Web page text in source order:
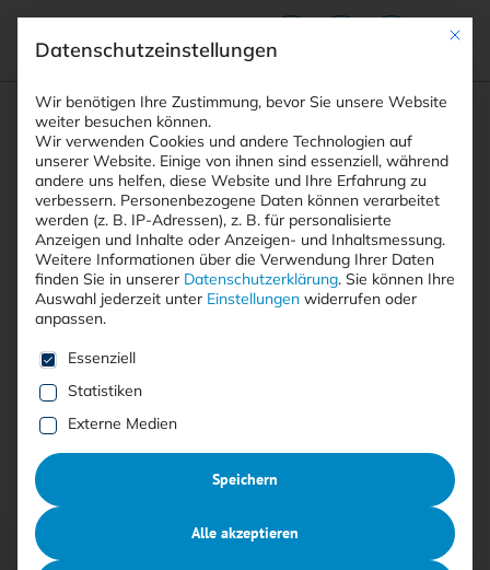
Suchfeld
Suchen
Breadcrumb-Navigation
STARTSEITE KI SCHWACHSTELLENFORSCHUNG
Alle Beiträge mit dem
Schlagwort “KI
Schwachstellenforschung”
<kes>+
Mit
Datenschutzeinstellungen
Wir benötigen Ihre Zustimmung, bevor Sie unsere Website
weiter besuchen können.
Wir verwenden Cookies und andere Technologien auf
unserer Website. Einige von ihnen sind essenziell, während
andere uns helfen, diese Website und Ihre Erfahrung zu
verbessern. Personenbezogene Daten können verarbeitet
werden (z. B. IP-Adressen), z. B. für personalisierte
Anzeigen und Inhalte oder Anzeigen- und Inhaltsmessung.
Weitere Informationen über die Verwendung Ihrer Daten
finden Sie in unserer Datenschutzerklärung. Sie können Ihre
Auswahl jederzeit unter Einstellungen widerrufen oder
anpassen.
Es folgt eine Liste der Service-Gruppen, für die eine
Essenziell
Statistiken
Externe Medien
Speichern
Alle akzeptieren